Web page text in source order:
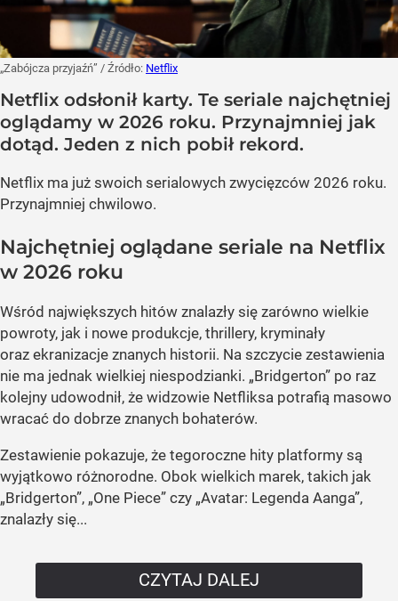
„Zabójcza przyjaźń” / Źródło: Netflix
Netflix odsłonił karty. Te seriale najchętniej
oglądamy w 2026 roku. Przynajmniej jak
dotąd. Jeden z nich pobił rekord.
Netflix ma już swoich serialowych zwycięzców 2026 roku.
Przynajmniej chwilowo.
Najchętniej oglądane seriale na Netflix
w 2026 roku
Wśród największych hitów znalazły się zarówno wielkie
powroty, jak i nowe produkcje, thrillery, kryminały
oraz ekranizacje znanych historii. Na szczycie zestawienia
nie ma jednak wielkiej niespodzianki. „Bridgerton” po raz
kolejny udowodnił, że widzowie Netfliksa potrafią masowo
wracać do dobrze znanych bohaterów.
Zestawienie pokazuje, że tegoroczne hity platformy są
wyjątkowo różnorodne. Obok wielkich marek, takich jak
„Bridgerton”, „One Piece” czy „Avatar: Legenda Aanga”,
znalazły się...
CZYTAJ DALEJ